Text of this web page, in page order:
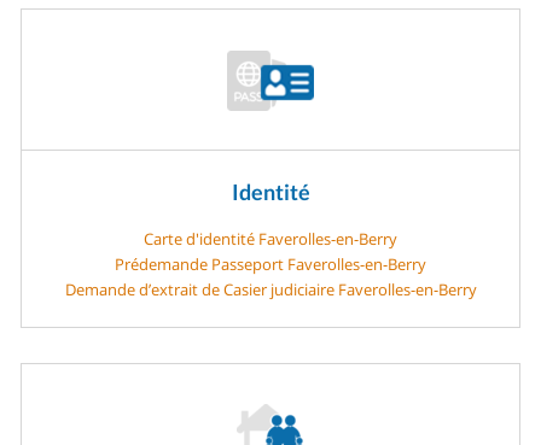
Identité
Carte d'identité Faverolles-en-Berry
Prédemande Passeport Faverolles-en-Berry
Demande d’extrait de Casier judiciaire Faverolles-en-Berry